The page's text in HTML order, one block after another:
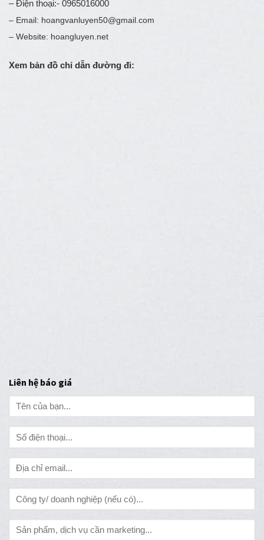
– Điện thoại:- 0965016000
– Email: hoangvanluyen50@gmail.com
– Website: hoangluyen.net
Xem bản đồ chỉ dẫn đường đi:
Liên hệ báo giá